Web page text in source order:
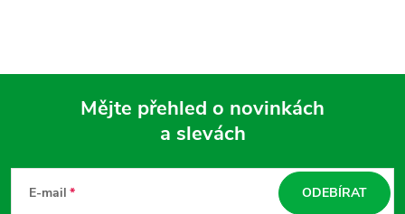
Mějte přehled o novinkách
a slevách
E-mail ODEBÍRAT